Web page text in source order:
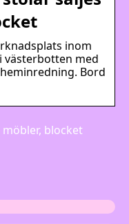
inom
västerbotten med
Bord
blocket